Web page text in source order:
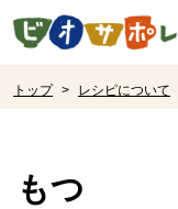
ページの先頭です。
トップ > レシピについて
もつ